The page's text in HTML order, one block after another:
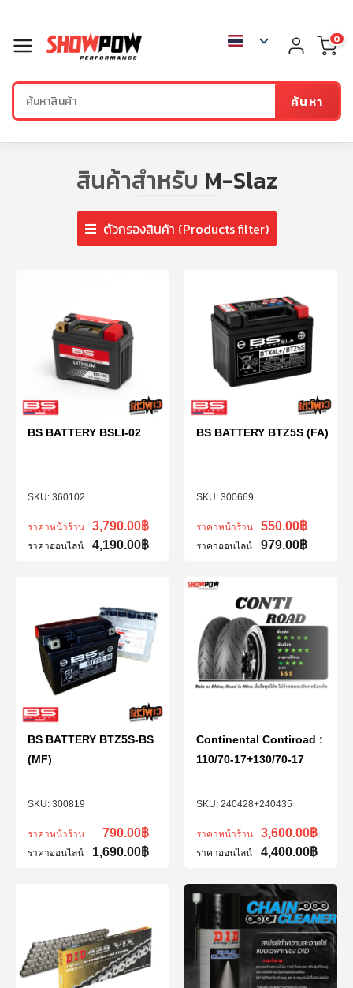
ค้นหา
0
สินค้าสำหรับ M-Slaz
ตัวกรองสินค้า (Products filter)
360102
BS BATTERY BSLI-02
ราคาหน้าร้าน 3,790.00฿
ราคาออนไลน์ 4,190.00฿
300669
BS BATTERY BTZ5S (FA)
ราคาหน้าร้าน 550.00฿
ราคาออนไลน์ 979.00฿
300819
BS BATTERY BTZ5S-BS
(MF)
ราคาหน้าร้าน 790.00฿
ราคาออนไลน์ 1,690.00฿
240428+240435
Continental Contiroad :
110/70-17+130/70-17
ราคาหน้าร้าน 3,600.00฿
ราคาออนไลน์ 4,400.00฿